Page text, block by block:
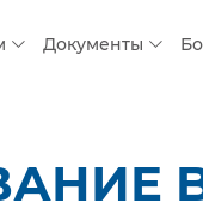
Документы